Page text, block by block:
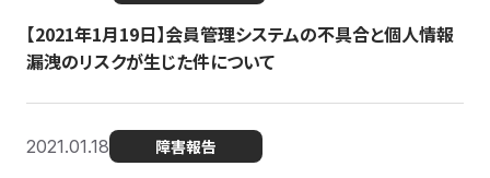
【2021年1月19日】会員管理システムの不具合と個人情報
漏洩のリスクが生じた件について
2021.01.18 障害報告